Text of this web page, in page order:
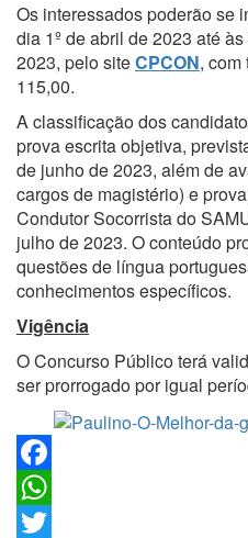
Os interessados poderão se
dia 1º de abril de 2023 até
2023, pelo siteCPCON,
115,00.
A classificação dos
prova escrita objetiva,
de junho de 2023, além de
cargos de magistério) e
Condutor Socorrista do
julho de 2023. O conteúdo
questões de língua
conhecimentos específicos.
Vigência
O Concurso Público terá
ser prorrogado por igual
Facebook
WhatsApp